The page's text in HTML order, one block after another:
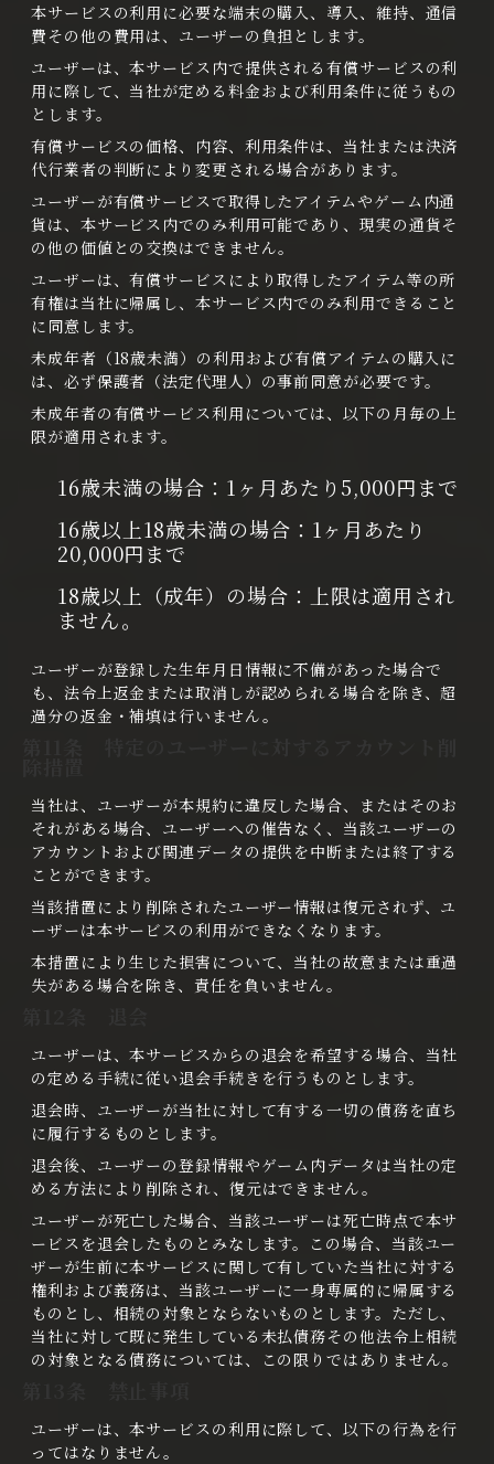
本サービスの利用に必要な端末の購入、導入、維持、通信
費その他の費用は、ユーザーの負担とします。
ユーザーは、本サービス内で提供される有償サービスの利
用に際して、当社が定める料金および利用条件に従うもの
とします。
有償サービスの価格、内容、利用条件は、当社または決済
代行業者の判断により変更される場合があります。
ユーザーが有償サービスで取得したアイテムやゲーム内通
貨は、本サービス内でのみ利用可能であり、現実の通貨そ
の他の価値との交換はできません。
ユーザーは、有償サービスにより取得したアイテム等の所
有権は当社に帰属し、本サービス内でのみ利用できること
に同意します。
未成年者（18歳未満）の利用および有償アイテムの購入に
は、必ず保護者（法定代理人）の事前同意が必要です。
未成年者の有償サービス利用については、以下の月毎の上
限が適用されます。
16歳未満の場合：1ヶ月あたり5,000円まで
16歳以上18歳未満の場合：1ヶ月あたり
20,000円まで
18歳以上（成年）の場合：上限は適用され
ません。
ユーザーが登録した生年月日情報に不備があった場合で
も、法令上返金または取消しが認められる場合を除き、超
過分の返金・補填は行いません。
当社は、ユーザーが本規約に違反した場合、またはそのお
それがある場合、ユーザーへの催告なく、当該ユーザーの
アカウントおよび関連データの提供を中断または終了する
ことができます。
当該措置により削除されたユーザー情報は復元されず、ユ
ーザーは本サービスの利用ができなくなります。
本措置により生じた損害について、当社の故意または重過
失がある場合を除き、責任を負いません。
ユーザーは、本サービスからの退会を希望する場合、当社
の定める手続に従い退会手続きを行うものとします。
退会時、ユーザーが当社に対して有する一切の債務を直ち
に履行するものとします。
退会後、ユーザーの登録情報やゲーム内データは当社の定
める方法により削除され、復元はできません。
ユーザーが死亡した場合、当該ユーザーは死亡時点で本サ
ービスを退会したものとみなします。この場合、当該ユー
ザーが生前に本サービスに関して有していた当社に対する
権利および義務は、当該ユーザーに一身専属的に帰属する
ものとし、相続の対象とならないものとします。ただし、
当社に対して既に発生している未払債務その他法令上相続
の対象となる債務については、この限りではありません。
ユーザーは、本サービスの利用に際して、以下の行為を行
ってはなりません。